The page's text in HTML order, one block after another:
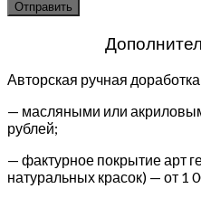
Авторская ручная
— масляными или
рублей;
— фактурное покрытие арт
натуральных красок) — от 1